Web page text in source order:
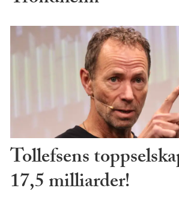
Tollefsens
17,5 milliarder!